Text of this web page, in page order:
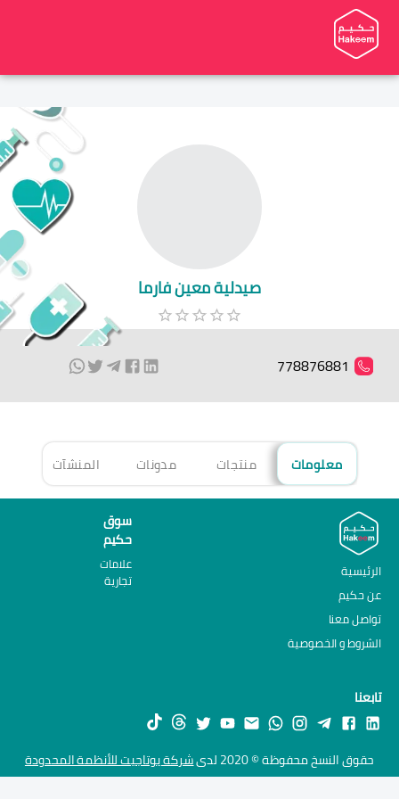
صيدلية معين فارما
778876881
معلومات منتجات مدونات المنشآت
الرئيسية
عن حكيم
تواصل معنا
الشروط و الخصوصية
سوق
حكيم
علامات
تجارية
تابعنا
حقوق النسخ محفوظة © 2020 لدى شركة يوتاجيت للأنظمة المحدودة